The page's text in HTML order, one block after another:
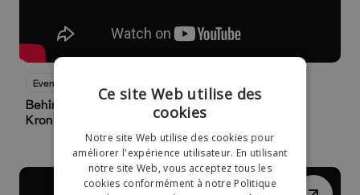
Events
Behind the scenes : RackBuddy x Sparekassen
Kronjyland
Ce site Web utilise des
cookies
Notre site Web utilise des cookies pour
améliorer l'expérience utilisateur. En utilisant
notre site Web, vous acceptez tous les
cookies conformément à notre Politique